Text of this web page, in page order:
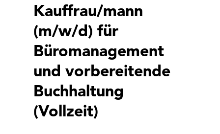
Kauffrau/mann
(m/w/d) für
Büromanagement
und vorbereitende
Buchhaltung
(Vollzeit)